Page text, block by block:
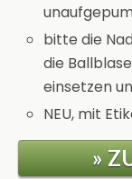
bitte die
die
einsetzen
NEU, mit
»